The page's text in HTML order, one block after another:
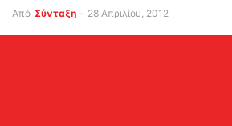
Από Σύνταξη - 28 Απριλίου, 2012